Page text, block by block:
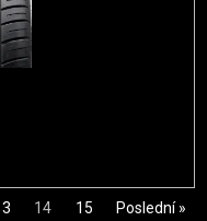
14 15 Poslední »